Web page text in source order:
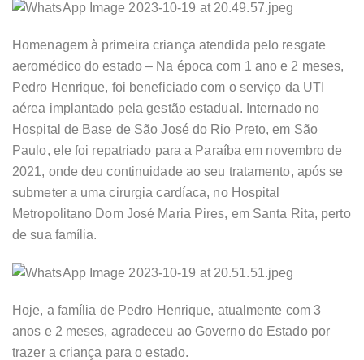
Homenagem à primeira criança atendida pelo resgate
aeromédico do estado – Na época com 1 ano e 2 meses,
Pedro Henrique, foi beneficiado com o serviço da UTI
aérea implantado pela gestão estadual. Internado no
Hospital de Base de São José do Rio Preto, em São
Paulo, ele foi repatriado para a Paraíba em novembro de
2021, onde deu continuidade ao seu tratamento, após se
submeter a uma cirurgia cardíaca, no Hospital
Metropolitano Dom José Maria Pires, em Santa Rita, perto
de sua família.
Hoje, a família de Pedro Henrique, atualmente com 3
anos e 2 meses, agradeceu ao Governo do Estado por
trazer a criança para o estado.